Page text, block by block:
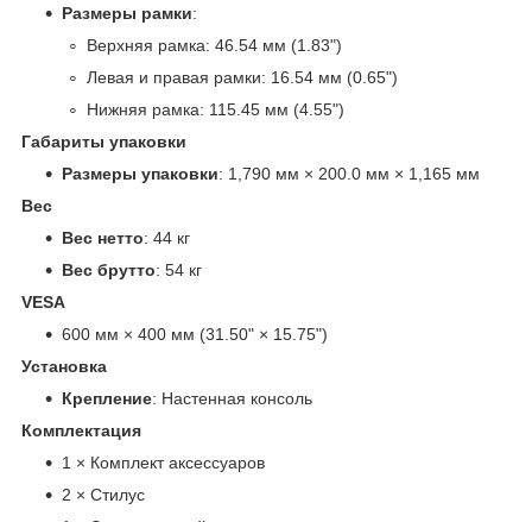
Размеры рамки:
Верхняя рамка: 46.54 мм (1.83")
Левая и правая рамки: 16.54 мм (0.65")
Нижняя рамка: 115.45 мм (4.55")
Габариты упаковки
Размеры упаковки: 1,790 мм × 200.0 мм × 1,165 мм
Вес
Вес нетто: 44 кг
Вес брутто: 54 кг
VESA
600 мм × 400 мм (31.50" × 15.75")
Установка
Крепление: Настенная консоль
Комплектация
1 × Комплект аксессуаров
2 × Стилус